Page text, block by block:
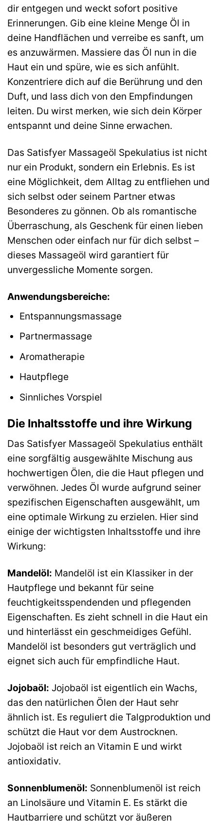
dir entgegen und weckt sofort positive
Erinnerungen. Gib eine kleine Menge Öl in
deine Handflächen und verreibe es sanft, um
es anzuwärmen. Massiere das Öl nun in die
Haut ein und spüre, wie es sich anfühlt.
Konzentriere dich auf die Berührung und den
Duft, und lass dich von den Empfindungen
leiten. Du wirst merken, wie sich dein Körper
entspannt und deine Sinne erwachen.
Das Satisfyer Massageöl Spekulatius ist nicht
nur ein Produkt, sondern ein Erlebnis. Es ist
eine Möglichkeit, dem Alltag zu entfliehen und
sich selbst oder seinem Partner etwas
Besonderes zu gönnen. Ob als romantische
Überraschung, als Geschenk für einen lieben
Menschen oder einfach nur für dich selbst –
dieses Massageöl wird garantiert für
unvergessliche Momente sorgen.
Anwendungsbereiche:
Entspannungsmassage
Partnermassage
Aromatherapie
Hautpflege
Sinnliches Vorspiel
Die Inhaltsstoffe und ihre Wirkung
Das Satisfyer Massageöl Spekulatius enthält
eine sorgfältig ausgewählte Mischung aus
hochwertigen Ölen, die die Haut pflegen und
verwöhnen. Jedes Öl wurde aufgrund seiner
spezifischen Eigenschaften ausgewählt, um
eine optimale Wirkung zu erzielen. Hier sind
einige der wichtigsten Inhaltsstoffe und ihre
Wirkung:
Mandelöl: Mandelöl ist ein Klassiker in der
Hautpflege und bekannt für seine
feuchtigkeitsspendenden und pflegenden
Eigenschaften. Es zieht schnell in die Haut ein
und hinterlässt ein geschmeidiges Gefühl.
Mandelöl ist besonders gut verträglich und
eignet sich auch für empfindliche Haut.
Jojobaöl: Jojobaöl ist eigentlich ein Wachs,
das den natürlichen Ölen der Haut sehr
ähnlich ist. Es reguliert die Talgproduktion und
schützt die Haut vor dem Austrocknen.
Jojobaöl ist reich an Vitamin E und wirkt
antioxidativ.
Sonnenblumenöl: Sonnenblumenöl ist reich
an Linolsäure und Vitamin E. Es stärkt die
Hautbarriere und schützt vor äußeren